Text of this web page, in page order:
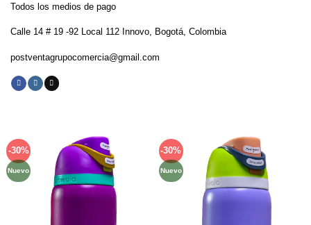
Todos los medios de pago
Calle 14 # 19 -92 Local 112 Innovo, Bogotá, Colombia
postventagrupocomercia@gmail.com
-30%
Nuevo
deseos
-30%
Nuevo
lista de
deseos